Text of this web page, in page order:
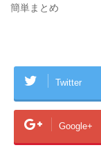
簡単まとめ
Twitter
Google+